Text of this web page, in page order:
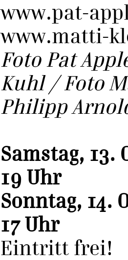
www.pat-
www.matti-
Foto Pat
Kuhl / Foto
Philipp
Samstag, 13.
19 Uhr
Sonntag, 14.
17 Uhr
Eintritt frei!